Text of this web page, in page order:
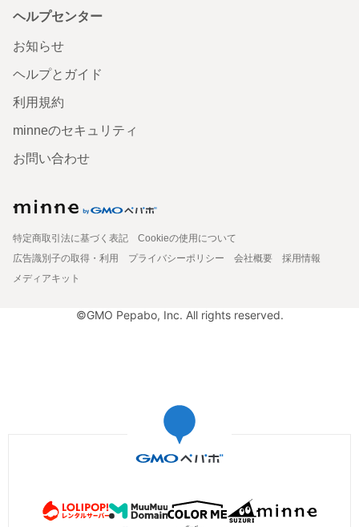
ヘルプセンター
お知らせ
ヘルプとガイド
利用規約
minneのセキュリティ
お問い合わせ
特定商取引法に基づく表記
Cookieの使用について
広告識別子の取得・利用
プライバシーポリシー 会社概要
採用情報
メディアキット
©GMO Pepabo, Inc. All rights reserved.